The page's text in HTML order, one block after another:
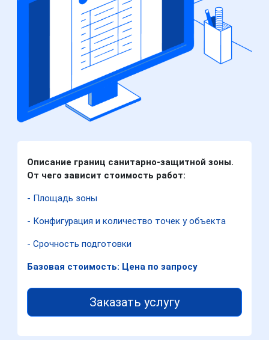
Описание границ санитарно-защитной зоны.
От чего зависит стоимость работ:
- Площадь зоны
- Конфигурация и количество точек у объекта
- Срочность подготовки
Базовая стоимость: Цена по запросу
Заказать услугу